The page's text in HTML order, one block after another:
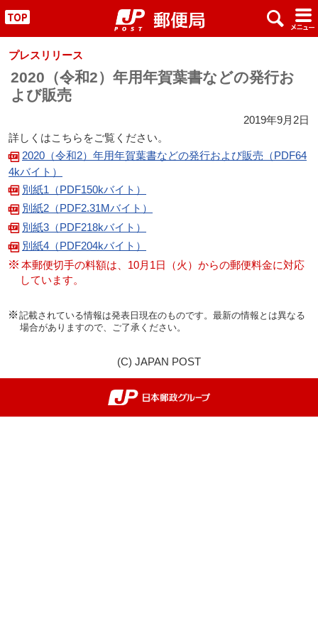
" x #
プレスリリース
2020（令和2）年用年賀葉書などの発行お
よび販売
2019年9月2日
詳しくはこちらをご覧ください。
2020（令和2）年用年賀葉書などの発行および販売（PDF64
4kバイト）
別紙1（PDF150kバイト）
別紙2（PDF2.31Mバイト）
別紙3（PDF218kバイト）
別紙4（PDF204kバイト）
本郵便切手の料額は、10月1日（火）からの郵便料金に対応
しています。
記載されている情報は発表日現在のものです。最新の情報とは異なる
場合がありますので、ご了承ください。
(C) JAPAN POST